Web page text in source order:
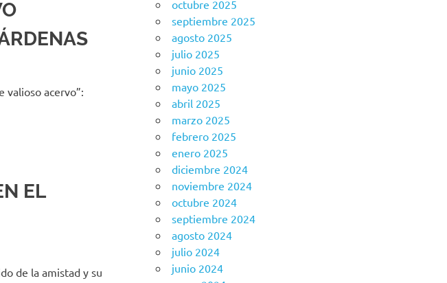
valioso acervo”:
EL
de la amistad y su
octubre 2025
septiembre 2025
agosto 2025
julio 2025
junio 2025
mayo 2025
abril 2025
marzo 2025
febrero 2025
enero 2025
diciembre 2024
noviembre 2024
octubre 2024
septiembre 2024
agosto 2024
julio 2024
junio 2024